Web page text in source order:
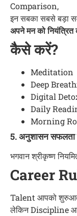
Comparison,
इन सबका सबसे बड़ा
अपने मन को नियंत्रित
कैसे करें?
Meditation
Deep
Digital
Daily
Morning
5. अनुशासन सफलता
भगवान श्रीकृष्ण
Career
Talent आपको
लेकिन Discipline